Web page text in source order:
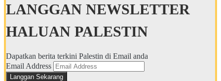
LANGGAN NEWSLETTER
HALUAN PALESTIN
Dapatkan berita terkini Palestin di Email anda
Email Address